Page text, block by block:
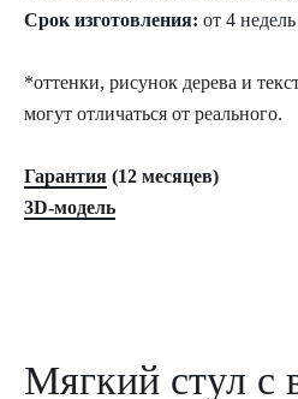
Срок изготовления: от 4
*оттенки, рисунок дерева и
могут отличаться от реального.
Гарантия (12 месяцев)
3D-модель
Мягкий стул с